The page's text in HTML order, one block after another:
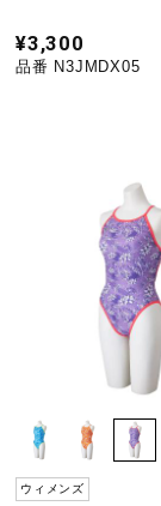
¥3,300
品番 N3JMDX05
ウィメンズ